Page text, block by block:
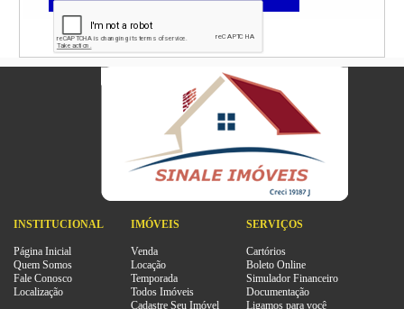
INSTITUCIONAL
Página Inicial
Quem Somos
Fale Conosco
Localização
IMÓVEIS
Venda
Locação
Temporada
Todos Imóveis
Cadastre Seu Imóvel
SERVIÇOS
Cartórios
Boleto Online
Simulador Financeiro
Documentação
Ligamos para você